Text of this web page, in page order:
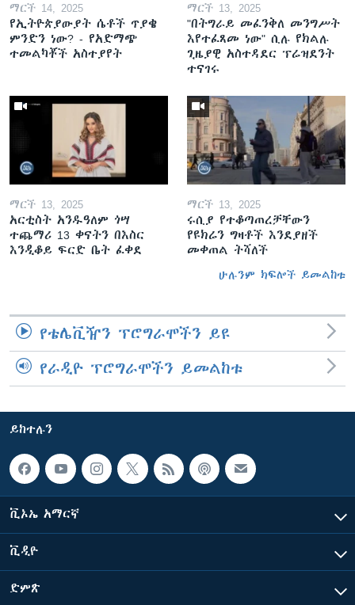
ማርች 14, 2025
የኢትዮጵያውያት ሴቶች ጥያቄ
ምንድን ነው? - የአድማጭ
ተመልካቾች አስተያየት
ማርች 13, 2025
"በትግራይ መፈንቅለ መንግሥት
እየተፈጸመ ነው" ሲሉ የክልሉ
ጊዜያዊ አስተዳደር ፕሬዝደንት
ተናገሩ
ማርች 13, 2025
አርቲስት አንዱዓለም ጎሣ
ተጨማሪ 13 ቀናትን በእስር
እንዲቆይ ፍርድ ቤት ፈቀደ
ማርች 13, 2025
ሩሲያ የተቆጣጠረቻቸውን
የዩክሬን ግዛቶች እንደያዘች
መቀጠል ትሻለች
ሁሉንም ክፍሎች ይመልከቱ
የቴሌቪዥን ፕሮግራሞችን ይዩ
የራዲዮ ፕሮግራሞችን ይመልከቱ
ይከተሉን
ቪኦኤ አማርኛ
ቪዲዮ
ድምጽ